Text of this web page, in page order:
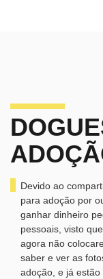
Devido ao
para adoção por
ganhar dinheiro
pessoais, visto
agora não
saber e ver as
adoção, e já